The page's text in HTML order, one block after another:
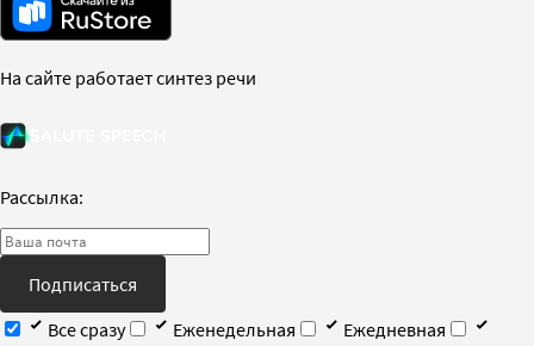
На сайте работает синтез речи
Рассылка:
Подписаться
Все сразу
Еженедельная
Ежедневная